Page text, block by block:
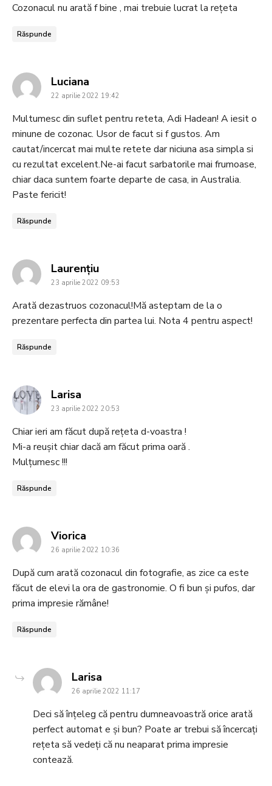
Cozonacul nu arată f bine , mai trebuie lucrat la rețeta
Răspunde
Luciana
22 aprilie 2022 19:42
Multumesc din suflet pentru reteta, Adi Hadean! A iesit o
minune de cozonac. Usor de facut si f gustos. Am
cautat/incercat mai multe retete dar niciuna asa simpla si
cu rezultat excelent.Ne-ai facut sarbatorile mai frumoase,
chiar daca suntem foarte departe de casa, in Australia.
Paste fericit!
Răspunde
Laurențiusays:
23 aprilie 2022 09:53
Arată dezastruos cozonacul!Mă asteptam de la o
prezentare perfecta din partea lui. Nota 4 pentru aspect!
Răspunde
Larisa
23 aprilie 2022 20:53
Chiar ieri am făcut după rețeta d-voastra !
Mi-a reușit chiar dacă am făcut prima oară .
Mulțumesc !!!
Răspunde
Viorica
26 aprilie 2022 10:36
După cum arată cozonacul din fotografie, as zice ca este
făcut de elevi la ora de gastronomie. O fi bun și pufos, dar
prima impresie rămâne!
Răspunde
Larisa
26 aprilie 2022 11:17
Deci să înțeleg că pentru dumneavoastră orice arată
perfect automat e și bun? Poate ar trebui să încercați
rețeta să vedeți că nu neaparat prima impresie
contează.